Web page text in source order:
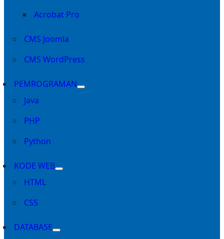
Acrobat Pro
CMS Joomla
CMS WordPress
PEMROGRAMAN
Java
PHP
Python
KODE WEB
HTML
CSS
DATABASE